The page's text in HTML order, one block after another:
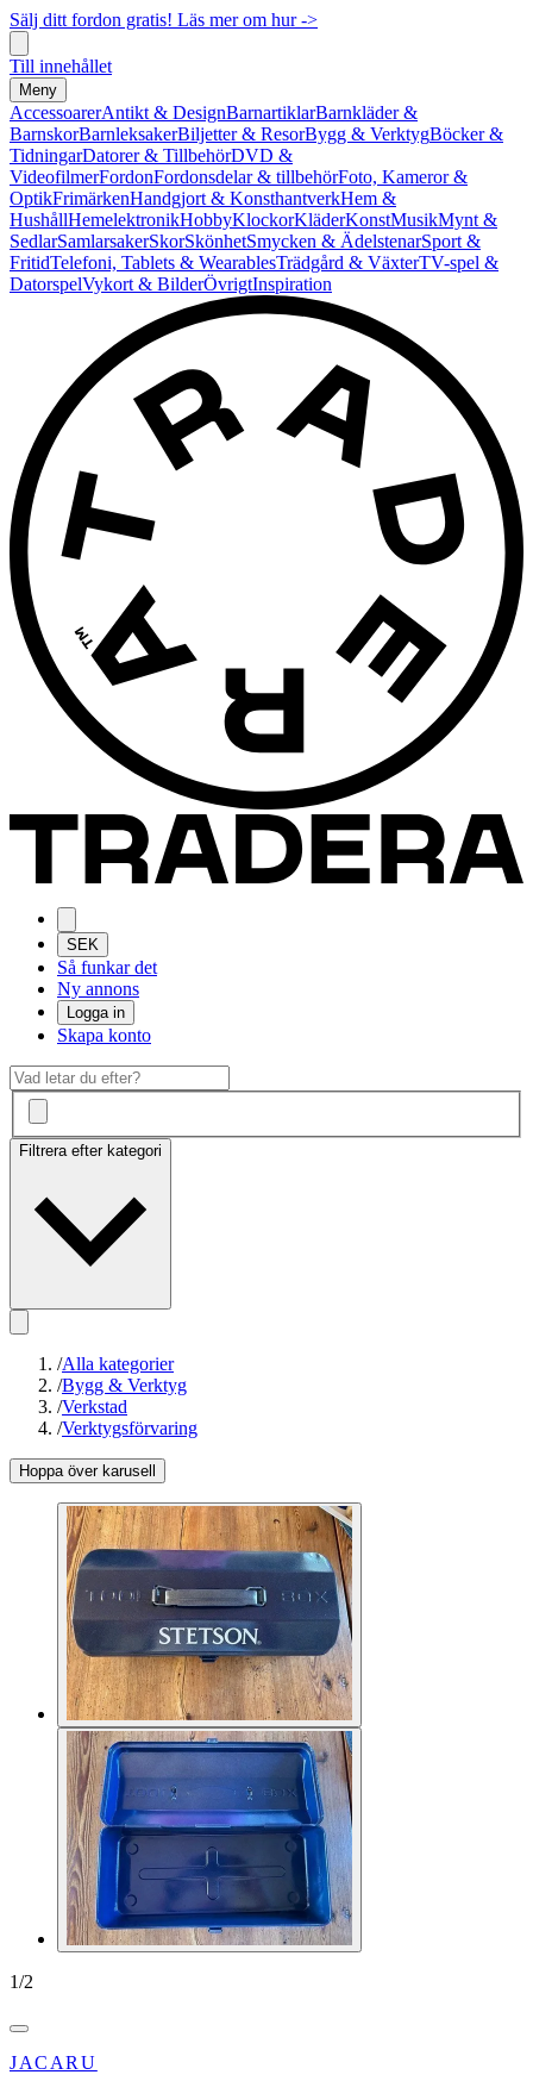
Sälj ditt fordon gratis! Läs mer om hur ->
Till innehållet
Meny
AccessoarerAntikt & DesignBarnartiklarBarnkläder &
BarnskorBarnleksakerBiljetter & ResorBygg & VerktygBöcker &
TidningarDatorer & TillbehörDVD &
VideofilmerFordonFordonsdelar & tillbehörFoto, Kameror &
OptikFrimärkenHandgjort & KonsthantverkHem &
HushållHemelektronikHobbyKlockorKläderKonstMusikMynt &
SedlarSamlarsakerSkorSkönhetSmycken & ÄdelstenarSport &
FritidTelefoni, Tablets & WearablesTrädgård & VäxterTV-spel &
DatorspelVykort & BilderÖvrigtInspiration
SEK
Så funkar det
Ny annons
Logga in
Skapa konto
Filtrera efter kategori
/Alla kategorier
/Bygg & Verktyg
/Verkstad
/Verktygsförvaring
Hoppa över karusell
1/2
JACARU